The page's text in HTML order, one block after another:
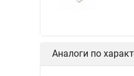
Аналоги по